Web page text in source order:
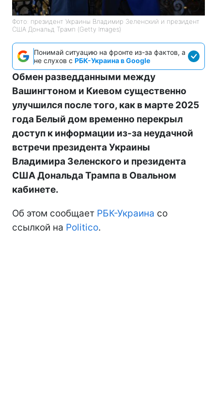
Фото: президент Украины Владимир Зеленский и президент
США Дональд Трамп (Getty Images)
Понимай ситуацию на фронте из-за фактов, а
не слухов с РБК-Украина в Google
Обмен разведданными между
Вашингтоном и Киевом существенно
улучшился после того, как в марте 2025
года Белый дом временно перекрыл
доступ к информации из-за неудачной
встречи президента Украины
Владимира Зеленского и президента
США Дональда Трампа в Овальном
кабинете.
Об этом сообщает РБК-Украина со
ссылкой на Politico.